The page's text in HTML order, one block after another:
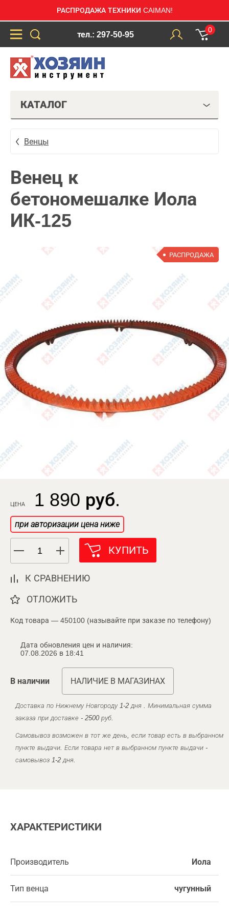
РАСПРОДАЖА ТЕХНИКИ CAIMAN!
тел.: 297-50-95
0
КАТАЛОГ
Венцы
Венец к
бетономешалке Иола
ИК-125
РАСПРОДАЖА
ЦЕНА 1 890 руб.
при авторизации цена ниже
КУПИТЬ
К СРАВНЕНИЮ
ОТЛОЖИТЬ
Код товара — 450100 (называйте при заказе по телефону)
Дата обновления цен и наличия:
07.08.2026 в 18:41
В наличии НАЛИЧИЕ В МАГАЗИНАХ
Доставка по Нижнему Новгороду 1-2 дня . Минимальная сумма
заказа при доставке - 2500 руб.
Самовывоз возможен в тот же день, если товар есть в выбранном
пункте выдачи. Если товара нет в выбранном пункте выдачи -
самовывоз 1-2 дня.
ХАРАКТЕРИСТИКИ
Производитель Иола
Тип венца чугунный